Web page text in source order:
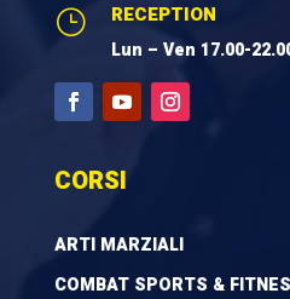
} RECEPTION
Lun – Ven 17.00-
CORSI
ARTI MARZIALI
COMBAT SPORTS &